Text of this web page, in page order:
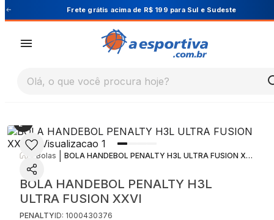
Cupom PRIMEIRA10 para 10% OFF na 1ª compra
Olá, o que você procura hoje?
Bolas BOLA HANDEBOL PENALTY H3L ULTRA FUSION XXVI
BOLA HANDEBOL PENALTY H3L
ULTRA FUSION XXVI
PENALTYID: 1000430376